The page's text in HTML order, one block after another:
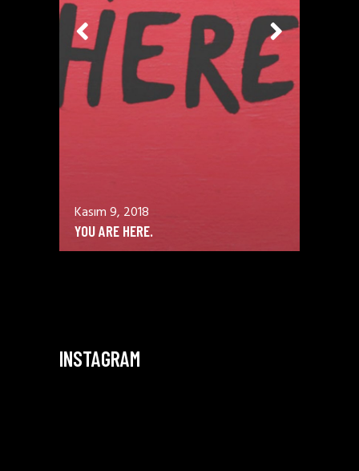
Kasım 9, 2018
YOU ARE HERE.
INSTAGRAM